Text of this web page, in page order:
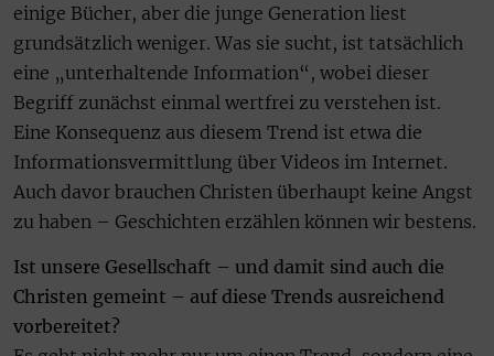
einige Bücher, aber die junge Generation liest
grundsätzlich weniger. Was sie sucht, ist tatsächlich
eine „unterhaltende Information“, wobei dieser
Begriff zunächst einmal wertfrei zu verstehen ist.
Eine Konsequenz aus diesem Trend ist etwa die
Informationsvermittlung über Videos im Internet.
Auch davor brauchen Christen überhaupt keine Angst
zu haben – Geschichten erzählen können wir bestens.
Ist unsere Gesellschaft – und damit sind auch die
Christen gemeint – auf diese Trends ausreichend
vorbereitet?